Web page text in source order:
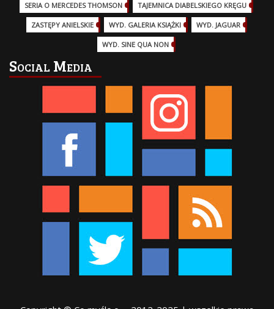
SERIA O MERCEDES THOMSON (11)TAJEMNICA DIABELSKIEGO KRĘGU
ZASTĘPY ANIELSKIE WYD. GALERIA KSIĄŻKI WYD. JAGUAR
WYD. SINE QUA NON
Social Media